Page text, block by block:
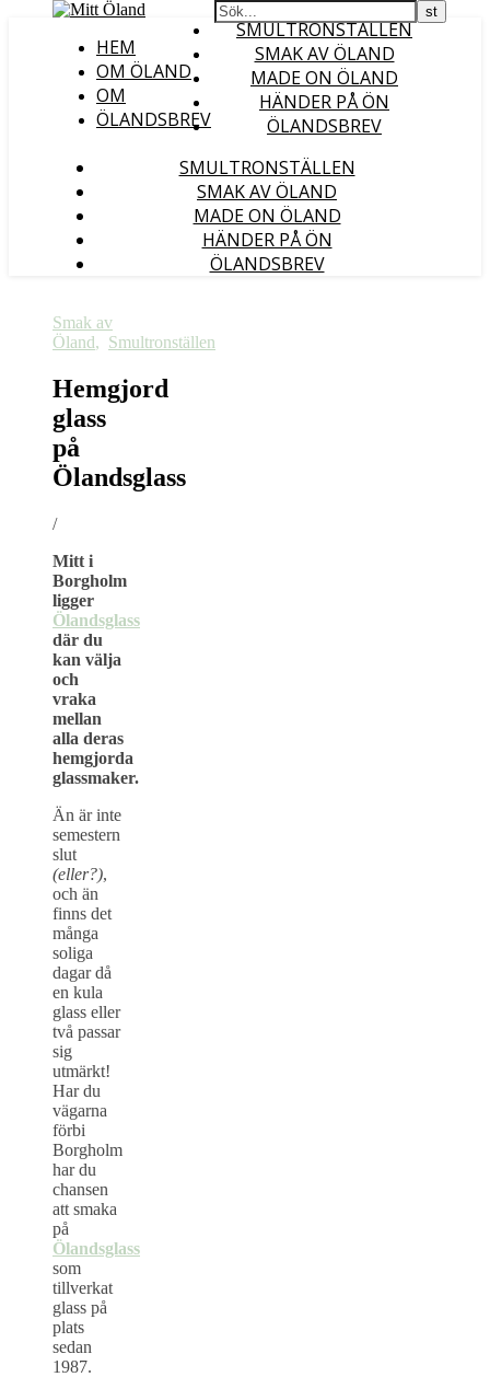
HEM
OM ÖLAND
OM
ÖLANDSBREV
SMULTRONSTÄLLEN
SMAK AV ÖLAND
MADE ON ÖLAND
HÄNDER PÅ ÖN
ÖLANDSBREV
SMULTRONSTÄLLEN
SMAK AV ÖLAND
MADE ON ÖLAND
HÄNDER PÅ ÖN
ÖLANDSBREV
Smak av
Öland, Smultronställen
Hemgjord
glass
på
Ölandsglass
/
Mitt i
Borgholm
ligger
Ölandsglass
där du
kan välja
och
vraka
mellan
alla deras
hemgjorda
glassmaker.
Än är inte
semestern
slut
(eller?),
och än
finns det
många
soliga
dagar då
en kula
glass eller
två passar
sig
utmärkt!
Har du
vägarna
förbi
Borgholm
har du
chansen
att smaka
på
Ölandsglass
som
tillverkat
glass på
plats
sedan
1987.